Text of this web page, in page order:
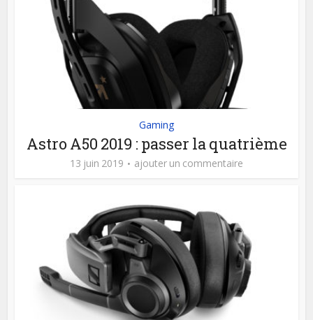
Gaming
Astro A50 2019 : passer la quatrième
13 juin 2019 ajouter un commentaire